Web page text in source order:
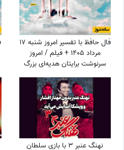
فال حافظ با تفسیر امروز شنبه 17
مرداد 1405 + فیلم / امروز
سرنوشت برایتان هدیه‌ای بزرگ
خیلی زود درِ خانه‌تان را می‌زنند!
نهنگ عنبر 3 با بازی سلطان